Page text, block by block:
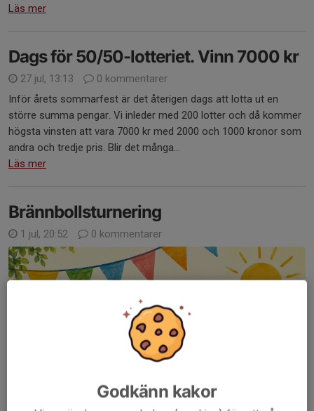
Läs mer
Dags för 50/50-lotteriet. Vinn 7000 kr
27 jul, 13:13
0 kommentarer
Inför årets sommarfest är det återigen dags att lotta ut en
större summa pengar. Vi inleder med 200 lotter och då kommer
högsta vinsten att vara 7000 kr med 2000 och 1000 kronor som
andra och tredje pris. Blir det många...
Läs mer
Brännbollsturnering
1 jul, 20:52 0 kommentarer
Godkänn kakor